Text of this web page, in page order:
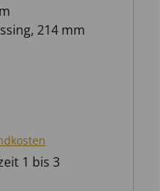
214 mm
1 bis 3